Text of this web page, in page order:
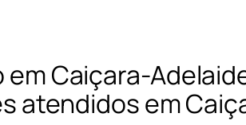
Caiçara-
atendidos em